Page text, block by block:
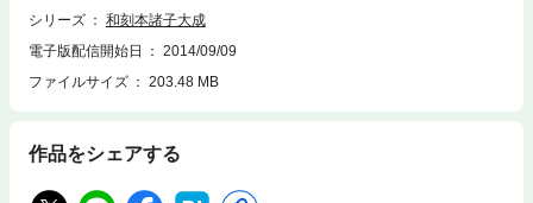
シリーズ
和刻本諸子大成
電子版配信開始日
2014/09/09
ファイルサイズ
203.48 MB
作品をシェアする